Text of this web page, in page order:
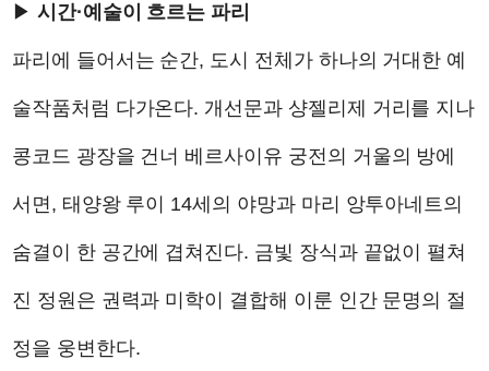
▶ 시간·예술이 흐르는 파리
파리에 들어서는 순간, 도시 전체가 하나의 거대한 예
술작품처럼 다가온다. 개선문과 샹젤리제 거리를 지나
콩코드 광장을 건너 베르사이유 궁전의 거울의 방에
서면, 태양왕 루이 14세의 야망과 마리 앙투아네트의
숨결이 한 공간에 겹쳐진다. 금빛 장식과 끝없이 펼쳐
진 정원은 권력과 미학이 결합해 이룬 인간 문명의 절
정을 웅변한다.